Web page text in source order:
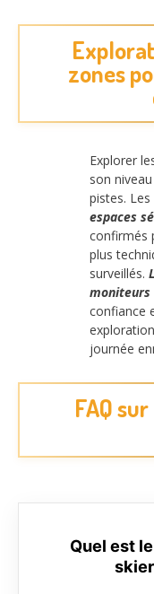
zones
Explorer
son
pistes.
espaces
confirmés
plus
surveillés.
moniteurs
confiance
journée
FAQ
Quel est
skier